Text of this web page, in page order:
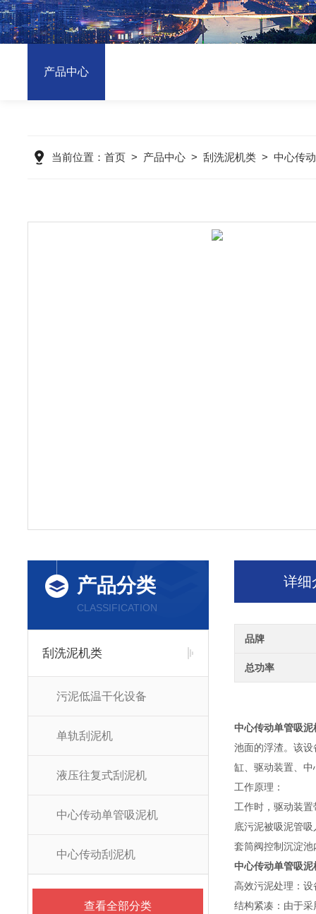
产品中心
当前位置： 首页 > 产品中心 > 刮洗泥机类 > 中心传
产品分类
CLASSIFICATION
刮洗泥机类
污泥低温干化设备
单轨刮泥机
液压往复式刮泥机
中心传动单管吸泥机
中心传动刮泥机
查看全部分类
详细
品牌
总功率
中心传动单管吸
池面的浮渣。该
缸、驱动装置、
工作原理：
工作时，驱动装
底污泥被吸泥管
套筒阀控制沉淀
中心传动单管吸
高效污泥处理：
结构紧凑：由于